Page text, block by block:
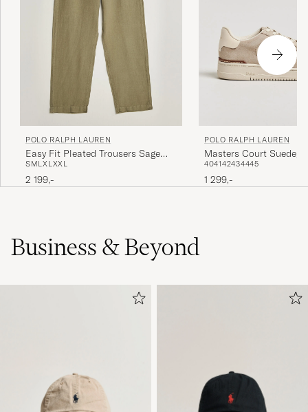
POLO RALPH LAUREN
Easy Fit Pleated Trousers Sage
Green
SMLXLXXL
2 199,-
POLO RALPH LAUREN
Masters Court Suede/
Sneakers Milkshake
404142434445
1 299,-
Business & Beyond